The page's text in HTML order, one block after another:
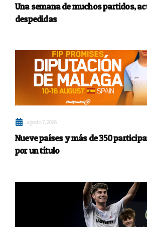
Una semana de muchos partidos,
despedidas
agosto 7, 2026
Nueve países y más de 350
por un título